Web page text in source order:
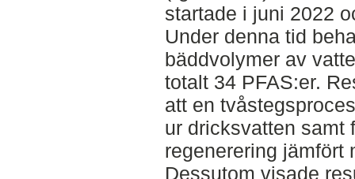
startade i juni 2022
Under denna tid
bäddvolymer av
totalt 34 PFAS:er.
att en
ur dricksvatten samt
regenerering jämfört
Dessutom visade